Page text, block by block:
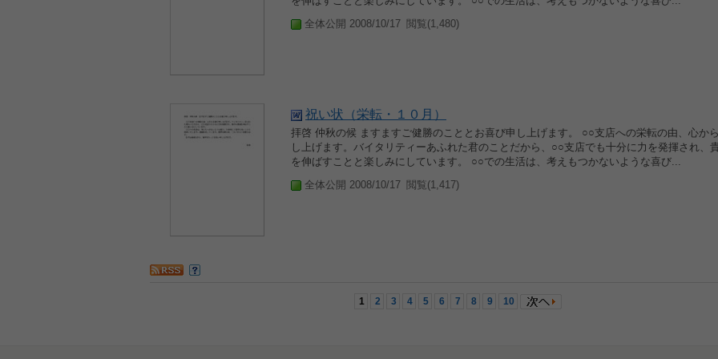
全体公開 2008/10/17 閲覧(1,480)
祝い状（栄転・１０月）
拝啓 仲秋の候 ますますご健勝のこととお喜び申し上げます。 ○○支店への栄転の由、心か
し上げます。バイタリティーあふれた君のことだから、○○支店でも十分に力を発揮され、
を伸ばすことと楽しみにしています。 ○○での生活は、考えもつかないような喜び...
全体公開 2008/10/17 閲覧(1,417)
1 2 3 4 5 6 7 8 9 10